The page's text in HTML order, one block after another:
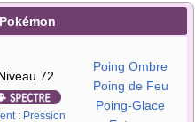
Pokémon
72
: Pression
Poing Ombre
Poing de Feu
Poing-Glace